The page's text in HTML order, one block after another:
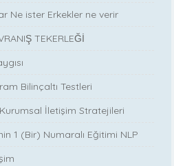
Ne ister Erkekler ne verir
TEKERLEĞİ
Bilinçaltı Testleri
İletişim Stratejileri
1 (Bir) Numaralı Eğitimi NLP